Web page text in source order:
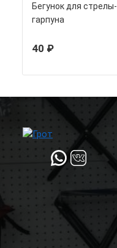
Бегунок для стрелы-
гарпуна
40 ₽